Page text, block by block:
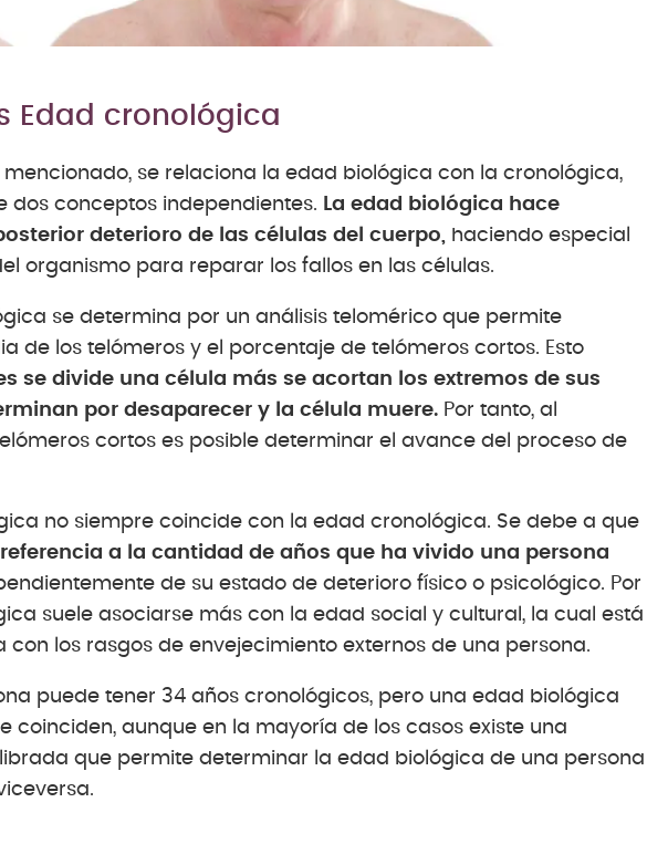
Edad cronológica
mencionado, se relaciona la edad biológica con la cronológica,
dos conceptos independientes. La edad biológica hace
deterioro de las células del cuerpo, haciendo especial
organismo para reparar los fallos en las células.
se determina por un análisis telomérico que permite
de los telómeros y el porcentaje de telómeros cortos. Esto
se divide una célula más se acortan los extremos de sus
por desaparecer y la célula muere. Por tanto, al
cortos es posible determinar el avance del proceso de
no siempre coincide con la edad cronológica. Se debe a que
a la cantidad de años que ha vivido una persona
de su estado de deterioro físico o psicológico. Por
suele asociarse más con la edad social y cultural, la cual está
los rasgos de envejecimiento externos de una persona.
puede tener 34 años cronológicos, pero una edad biológica
coinciden, aunque en la mayoría de los casos existe una
que permite determinar la edad biológica de una persona